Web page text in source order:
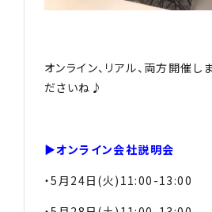
オンライン、リアル、両方開催し
ださいね♪
▶︎オンライン会社説明会
・5月24日(火)11:00-13:00